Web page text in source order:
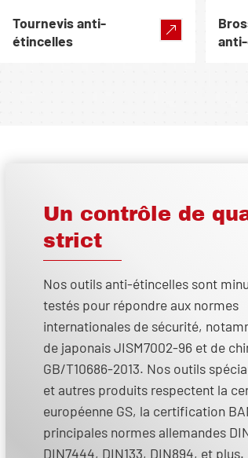
Tournevis anti-
étincelles
Un contrôle de
strict
Nos outils anti-étincelles sont
testés pour répondre aux normes
internationales de sécurité,
de japonais JISM7002-96 et de
GB/T10686-2013. Nos outils
et autres produits respectent la
européenne GS, la certification
principales normes allemandes
DIN7444, DIN133, DIN894, et plus.